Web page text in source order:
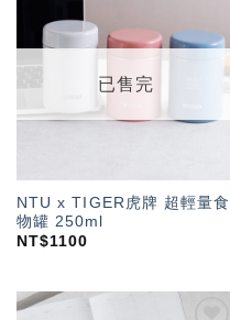
「願
望輕
已售完
NTU x TIGER虎牌 超輕量食
物罐 250ml
NT$1100